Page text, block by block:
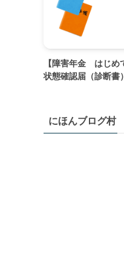
【障害年金 はじめ
状態確認届（診断書
にほんブログ村